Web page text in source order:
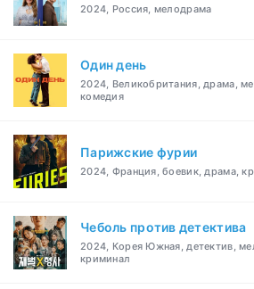
2024, Россия, мелодрама
Один день
2024, Великобритания, драма,
комедия
Парижские фурии
2024, Франция, боевик, драма,
Чеболь против детектива
2024, Корея Южная, детектив,
криминал